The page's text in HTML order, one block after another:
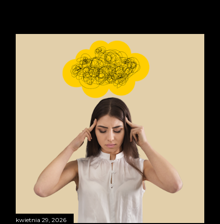
s
kwietnia 29, 2026